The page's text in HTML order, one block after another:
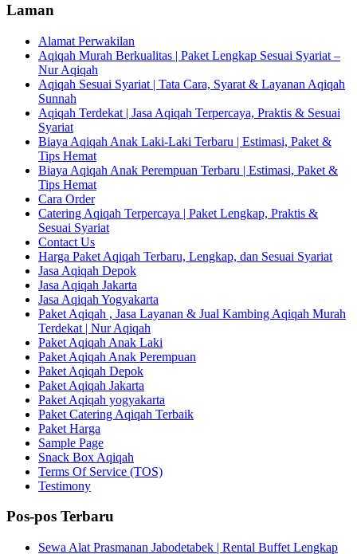
Laman
Alamat Perwakilan
Aqiqah Murah Berkualitas | Paket Lengkap Sesuai Syariat –
Nur Aqiqah
Aqiqah Sesuai Syariat | Tata Cara, Syarat & Layanan Aqiqah
Sunnah
Aqiqah Terdekat | Jasa Aqiqah Terpercaya, Praktis & Sesuai
Syariat
Biaya Aqiqah Anak Laki-Laki Terbaru | Estimasi, Paket &
Tips Hemat
Biaya Aqiqah Anak Perempuan Terbaru | Estimasi, Paket &
Tips Hemat
Cara Order
Catering Aqiqah Terpercaya | Paket Lengkap, Praktis &
Sesuai Syariat
Contact Us
Harga Paket Aqiqah Terbaru, Lengkap, dan Sesuai Syariat
Jasa Aqiqah Depok
Jasa Aqiqah Jakarta
Jasa Aqiqah Yogyakarta
Paket Aqiqah , Jasa Layanan & Jual Kambing Aqiqah Murah
Terdekat | Nur Aqiqah
Paket Aqiqah Anak Laki
Paket Aqiqah Anak Perempuan
Paket Aqiqah Depok
Paket Aqiqah Jakarta
Paket Aqiqah yogyakarta
Paket Catering Aqiqah Terbaik
Paket Harga
Sample Page
Snack Box Aqiqah
Terms Of Service (TOS)
Testimony
Pos-pos Terbaru
Sewa Alat Prasmanan Jabodetabek | Rental Buffet Lengkap